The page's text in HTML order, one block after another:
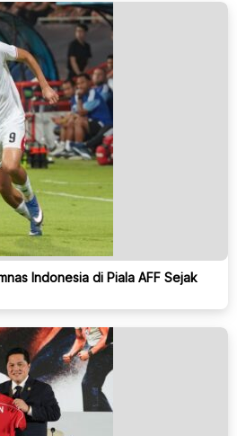
Indonesia di Piala AFF Sejak